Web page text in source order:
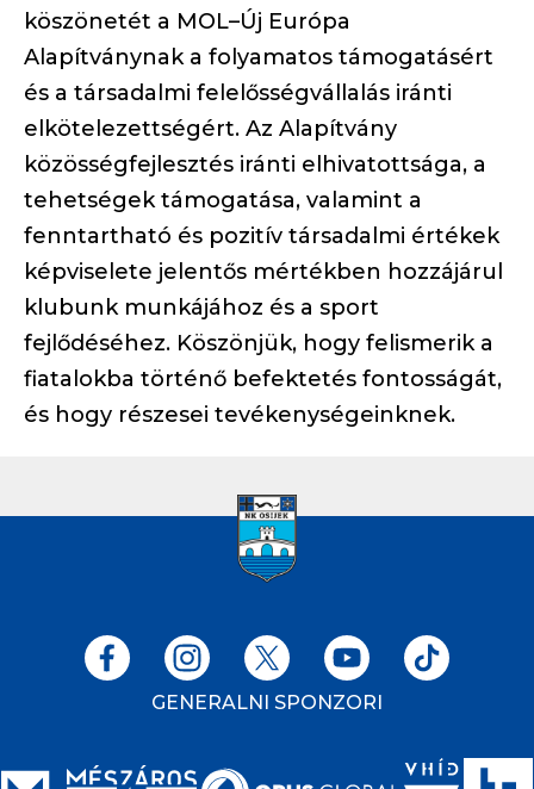
köszönetét a MOL–Új Európa
Alapítványnak a folyamatos támogatásért
és a társadalmi felelősségvállalás iránti
elkötelezettségért. Az Alapítvány
közösségfejlesztés iránti elhivatottsága, a
tehetségek támogatása, valamint a
fenntartható és pozitív társadalmi értékek
képviselete jelentős mértékben hozzájárul
klubunk munkájához és a sport
fejlődéséhez. Köszönjük, hogy felismerik a
fiatalokba történő befektetés fontosságát,
és hogy részesei tevékenységeinknek.
GENERALNI SPONZORI